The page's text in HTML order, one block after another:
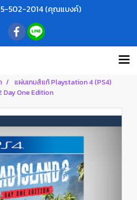
502-2014 (คุณแบงค์)
แผ่นเกมส์แท้ Playstation 4 (PS4)
Day One Edition